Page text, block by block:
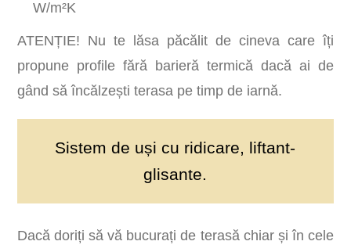
W/m²K
ATENȚIE! Nu te lăsa păcălit de cineva care îți
propune profile fără barieră termică dacă ai de
gând să încălzești terasa pe timp de iarnă.
Sistem de uși cu ridicare, liftant-
glisante.
Dacă doriți să vă bucurați de terasă chiar și în cele